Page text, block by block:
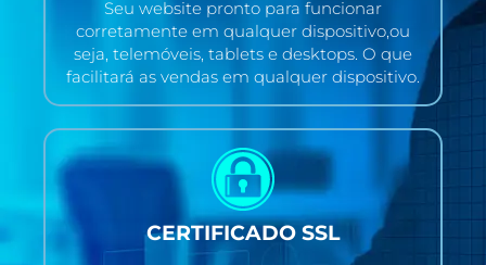
Seu website pronto para funcionar
corretamente em qualquer dispositivo,ou
seja, telemóveis, tablets e desktops. O que
facilitará as vendas em qualquer dispositivo.
CERTIFICADO SSL